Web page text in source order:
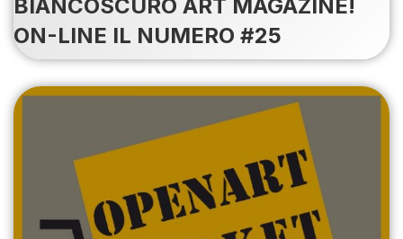
BIANCOSCURO ART MAGAZINE!
ON-LINE IL NUMERO #25